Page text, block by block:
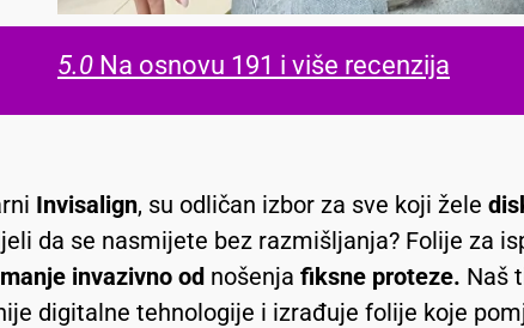
5.0 Na osnovu 191 i više recenzija
Invisalign, su odličan izbor za sve koji žele
da se nasmijete bez razmišljanja? Folije za
invazivno od nošenja fiksne proteze. Naš
digitalne tehnologije i izrađuje folije koje